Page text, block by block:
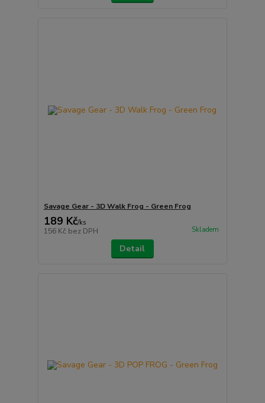
Savage Gear - 3D Walk Frog - Green Frog
189 Kč/ks
156 Kč bez DPH Skladem
Detail